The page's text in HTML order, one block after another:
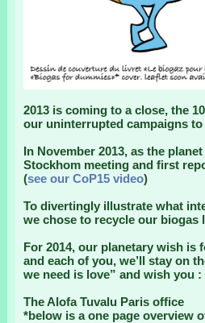
2013 is coming to a close, the
our uninterrupted campaigns
In November 2013, as the
Stockhom meeting and first
(see our CoP15 video)
To divertingly illustrate what
we chose to recycle our
For 2014, our planetary wish
and each of you, we’ll stay on
we need is love” and wish you
The Alofa Tuvalu Paris office
*below is a one page overview